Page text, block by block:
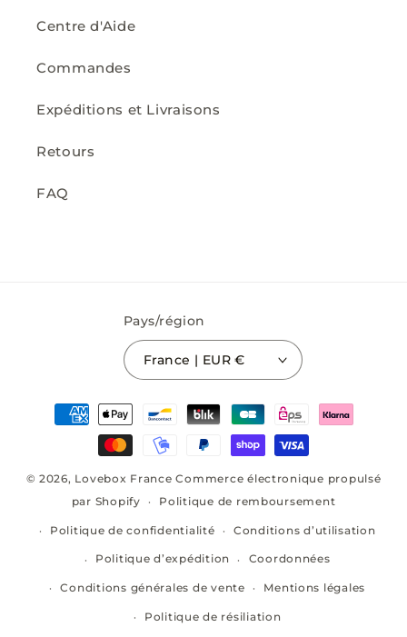
Centre d'Aide
Commandes
Expéditions et Livraisons
Retours
FAQ
Pays/région
France | EUR €
Moyens
paiement
© 2026, Lovebox France Commerce électronique propulsé
par Shopify
Politique de remboursement
Politique de confidentialité Conditions d’utilisation
Politique d’expédition Coordonnées
Conditions générales de vente Mentions légales
Politique de résiliation